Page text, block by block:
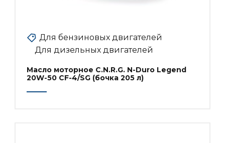
Для бензиновых двигателей
Для дизельных двигателей
Масло моторное C.N.R.G. N-Duro Legend
20W-50 CF-4/SG (бочка 205 л)